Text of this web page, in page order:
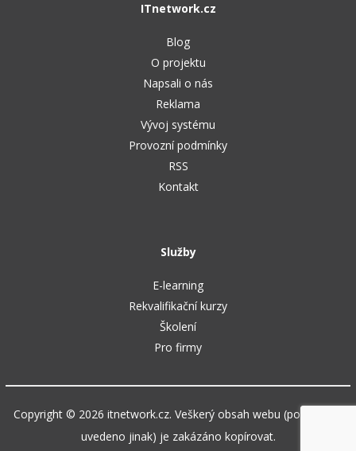
ITnetwork.cz
Blog
O projektu
Napsali o nás
Reklama
Vývoj systému
Provozní podmínky
RSS
Kontakt
Služby
E-learning
Rekvalifikační kurzy
Školení
Pro firmy
Copyright © 2026 itnetwork.cz. Veškerý obsah webu (pokud není
uvedeno jinak) je zakázáno kopírovat.